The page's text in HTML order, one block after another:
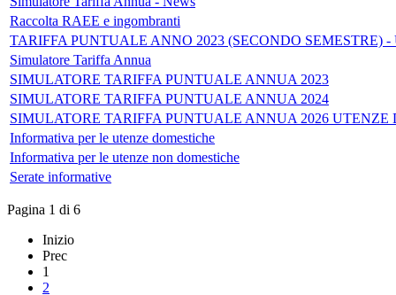
Raccolta RAEE e ingombranti
TARIFFA PUNTUALE ANNO 2023 (SECONDO SEMESTRE)
Simulatore Tariffa Annua
SIMULATORE TARIFFA PUNTUALE ANNUA 2023
SIMULATORE TARIFFA PUNTUALE ANNUA 2024
SIMULATORE TARIFFA PUNTUALE ANNUA 2026 UTENZE
Informativa per le utenze domestiche
Informativa per le utenze non domestiche
Serate informative
Pagina 1 di 6
Inizio
Prec
1
2